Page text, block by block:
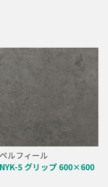
ペルフィール
NYK-5 グリップ 600×600